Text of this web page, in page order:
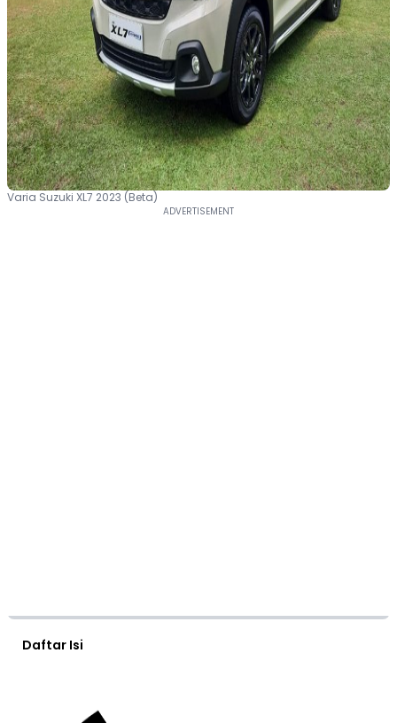
Varia Suzuki XL7 2023 (Beta)
Daftar Isi